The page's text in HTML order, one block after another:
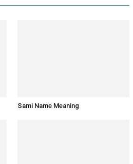
Sami Name Meaning